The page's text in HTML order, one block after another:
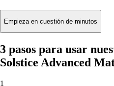
Empieza en cuestión de minutos
3 pasos para usar
Solstice Advanced
1